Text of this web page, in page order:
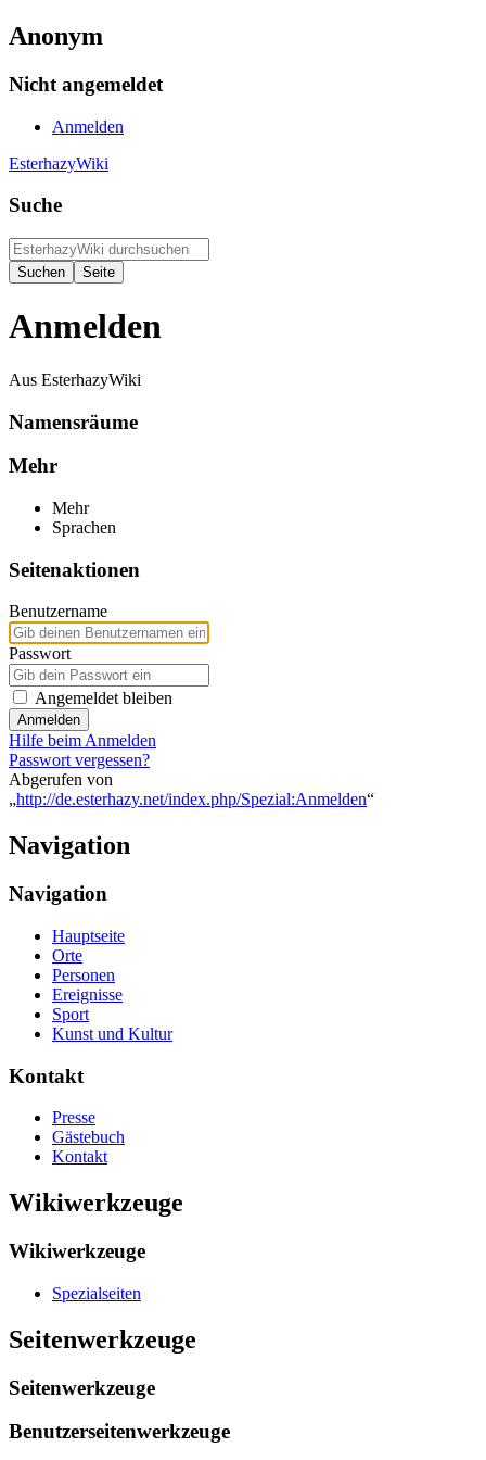
Anonym
Nicht angemeldet
Anmelden
EsterhazyWiki
Suche
Anmelden
Aus EsterhazyWiki
Namensräume
Mehr
Mehr
Sprachen
Seitenaktionen
Benutzername
Passwort
Angemeldet bleiben
Anmelden
Hilfe beim Anmelden
Passwort vergessen?
Abgerufen von
„http://de.esterhazy.net/index.php/Spezial:Anmelden“
Navigation
Navigation
Hauptseite
Orte
Personen
Ereignisse
Sport
Kunst und Kultur
Kontakt
Presse
Gästebuch
Kontakt
Wikiwerkzeuge
Wikiwerkzeuge
Spezialseiten
Seitenwerkzeuge
Seitenwerkzeuge
Benutzerseitenwerkzeuge